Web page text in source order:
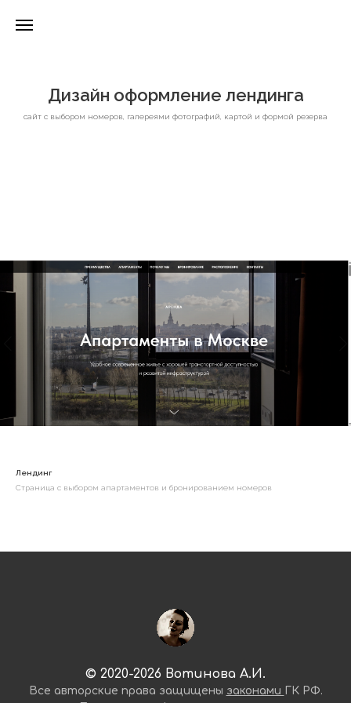
Дизайн оформление лендинга
сайт с выбором номеров, галереями фотографий, картой и формой резерва
Лендинг
Страница с выбором апартаментов и бронированием номеров
© 2020-2026 Вотинова А.И.
Все авторские права защищены законами ГК РФ.